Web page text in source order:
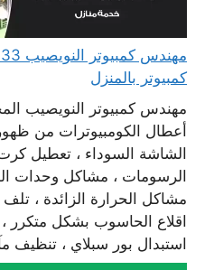
كمبيوتر بالمنزل
مهندس كمبيوتر النويصيب
أعطال الكومبيوترات من
الشاشة السوداء ، تعطيل
الرسومات ، مشاكل وحدات
مشاكل الحرارة الزائدة ،
اقلاع الحاسوب بشكل متكرر ،
استبدال بور سبلاي ، تنظيف